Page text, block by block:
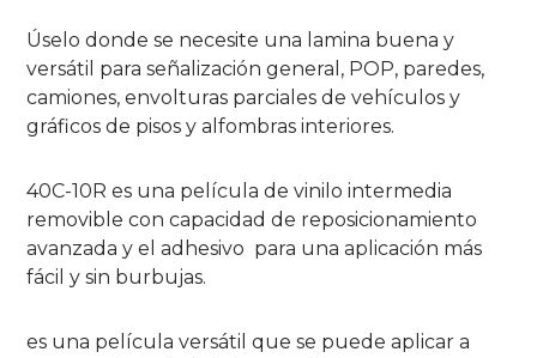
Úselo donde se necesite una lamina buena y
versátil para señalización general, POP, paredes,
camiones, envolturas parciales de vehículos y
gráficos de pisos y alfombras interiores.
40C-10R es una película de vinilo intermedia
removible con capacidad de reposicionamiento
avanzada y el adhesivo para una aplicación más
fácil y sin burbujas.
es una película versátil que se puede aplicar a